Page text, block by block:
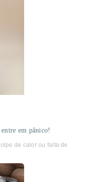
em pânico!
de calor ou falta de